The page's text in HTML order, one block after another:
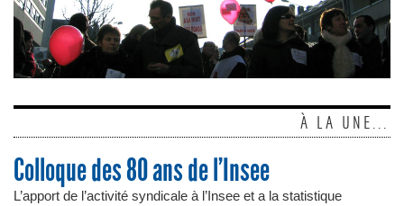
À LA UNE...
Colloque des 80 ans de l’Insee
L’apport de l’activité syndicale à l’Insee et a la statistique